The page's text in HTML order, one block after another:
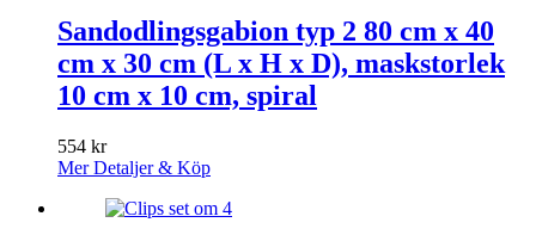
Sandodlingsgabion typ 2 80 cm x 40
cm x 30 cm (L x H x D), maskstorlek
10 cm x 10 cm, spiral
554 kr
Mer Detaljer & Köp